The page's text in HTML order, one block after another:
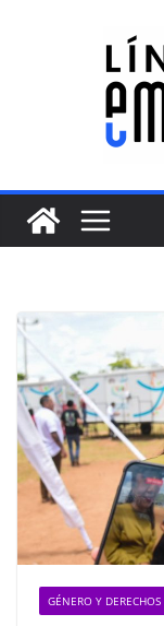
GÉNERO Y